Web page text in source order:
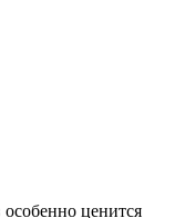
ценится